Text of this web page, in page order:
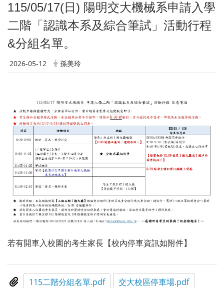
115/05/17(日) 陽明交大機械系申請入學
二階「認識本系及綜合筆試」活動行程
&分組名單。
2026-05-12 孫美玲
若有開車入校園的考生家長【校內停車資訊如附件】
115二階分組名單.pdf 交大校區停車場.pdf